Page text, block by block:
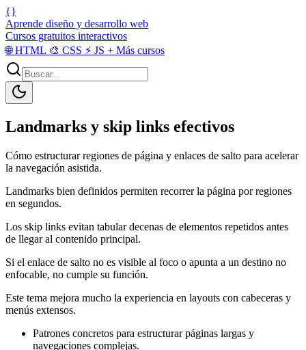
{}
Aprende diseño y desarrollo web
Cursos gratuitos interactivos
🌐HTML 🎨 CSS ⚡ JS + Más cursos
Landmarks y skip links efectivos
Cómo estructurar regiones de página y enlaces de salto para acelerar
la navegación asistida.
Landmarks bien definidos permiten recorrer la página por regiones
en segundos.
Los skip links evitan tabular decenas de elementos repetidos antes
de llegar al contenido principal.
Si el enlace de salto no es visible al foco o apunta a un destino no
enfocable, no cumple su función.
Este tema mejora mucho la experiencia en layouts con cabeceras y
menús extensos.
Patrones concretos para estructurar páginas largas y
navegaciones complejas.